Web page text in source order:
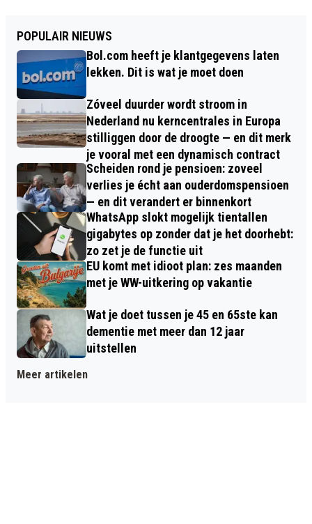
POPULAIR NIEUWS
Bol.com heeft je klantgegevens laten
lekken. Dit is wat je moet doen
Zóveel duurder wordt stroom in
Nederland nu kerncentrales in Europa
stilliggen door de droogte — en dit merk
je vooral met een dynamisch contract
Scheiden rond je pensioen: zoveel
verlies je écht aan ouderdomspensioen
— en dit verandert er binnenkort
WhatsApp slokt mogelijk tientallen
gigabytes op zonder dat je het doorhebt:
zo zet je de functie uit
EU komt met idioot plan: zes maanden
met je WW-uitkering op vakantie
Wat je doet tussen je 45 en 65ste kan
dementie met meer dan 12 jaar
uitstellen
Meer artikelen